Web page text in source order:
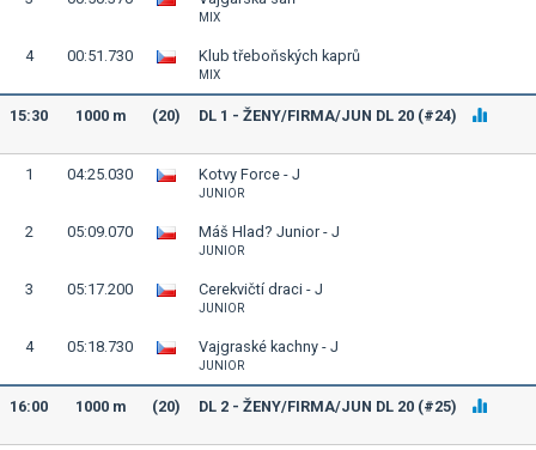
MIX
4 00:51.730 Klub třeboňských kaprů
MIX
15:30 1000 m (20) DL 1 - ŽENY/FIRMA/JUN DL 20 (#24)
1 04:25.030 Kotvy Force - J
JUNIOR
2 05:09.070 Máš Hlad? Junior - J
JUNIOR
3 05:17.200 Cerekvičtí draci - J
JUNIOR
4 05:18.730 Vajgraské kachny - J
JUNIOR
16:00 1000 m (20) DL 2 - ŽENY/FIRMA/JUN DL 20 (#25)